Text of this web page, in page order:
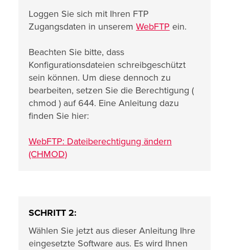
Loggen Sie sich mit Ihren FTP
Zugangsdaten in unserem WebFTP ein.
Beachten Sie bitte, dass
Konfigurationsdateien schreibgeschützt
sein können. Um diese dennoch zu
bearbeiten, setzen Sie die Berechtigung (
chmod ) auf 644. Eine Anleitung dazu
finden Sie hier:
WebFTP: Dateiberechtigung ändern
(CHMOD)
SCHRITT 2:
Wählen Sie jetzt aus dieser Anleitung Ihre
eingesetzte Software aus. Es wird Ihnen